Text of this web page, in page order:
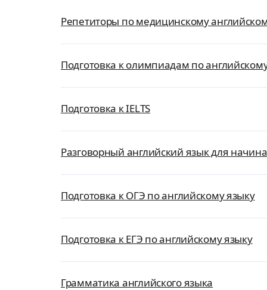
Репетиторы по медицинскому
Подготовка к олимпиадам по
Подготовка к IELTS
Разговорный английский язык для
Подготовка к ОГЭ по английскому языку
Подготовка к ЕГЭ по английскому языку
Грамматика английского языка